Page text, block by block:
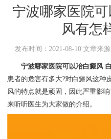
宁波哪家医院
风有怎
发布时间：2021-08-10 文章来
宁波哪家医院可以冶白癜风
患者的危害有多大?对白癜风这种
风的特点就是顽固，因此严重影
来听听医生为大家做的介绍。